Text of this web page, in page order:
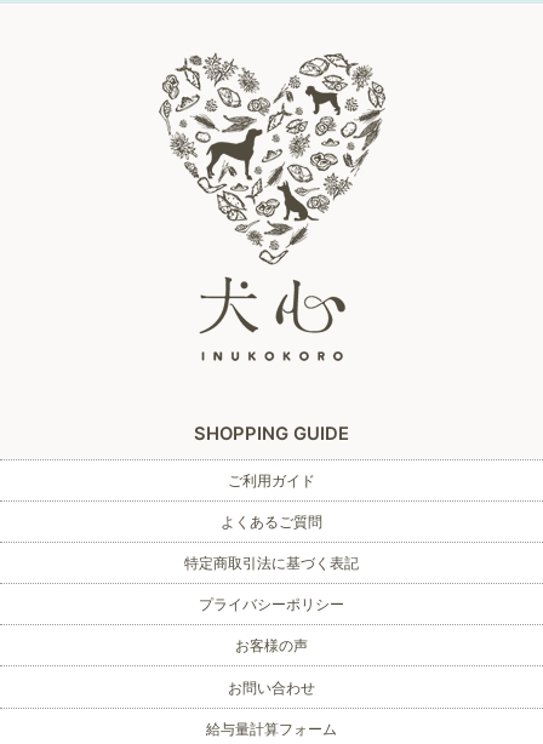
SHOPPING GUIDE
ご利用ガイド
よくあるご質問
特定商取引法に基づく表記
プライバシーポリシー
お客様の声
お問い合わせ
給与量計算フォーム